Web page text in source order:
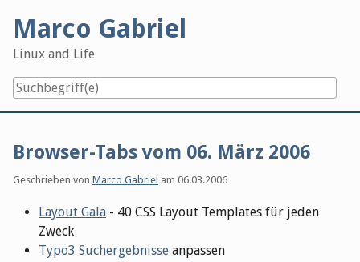
content
Marco Gabriel
Linux and Life
Browser-Tabs vom 06. März 2006
Geschrieben von Marco Gabriel am 06.03.2006
Layout Gala - 40 CSS Layout Templates für jeden
Zweck
Typo3 Suchergebnisse anpassen